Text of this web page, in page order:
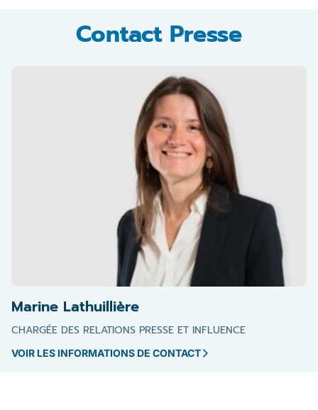
Humanis. En novembre 2025, elle devient également
présidente du conseil de surveillance de Unofi.
Contact Presse
Marine Lathuillière
CHARGÉE DES RELATIONS PRESSE ET INFLUENCE
VOIR LES INFORMATIONS DE CONTACT